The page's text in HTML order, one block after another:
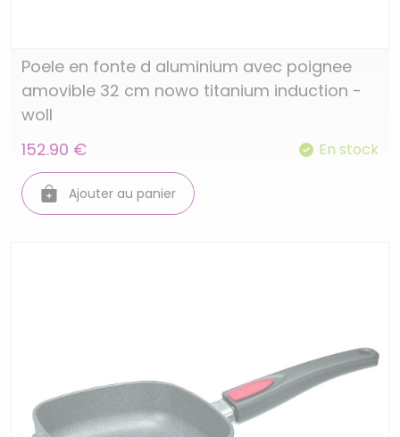
Poele en fonte d aluminium avec poignee
amovible 32 cm nowo titanium induction -
woll
152.90 €
En stock
Ajouter au panier